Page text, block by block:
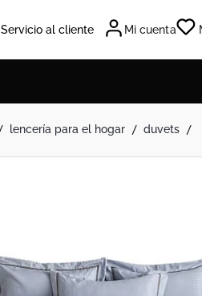
Servicio al cliente Mi cuenta
lencería para el hogar duvets
Cuadros
Cuadro